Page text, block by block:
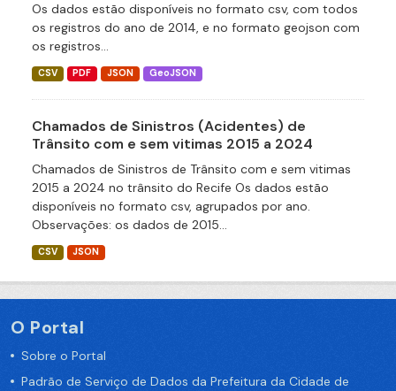
Os dados estão disponíveis no formato csv, com todos
os registros do ano de 2014, e no formato geojson com
os registros...
CSV PDF JSON GeoJSON
Chamados de Sinistros (Acidentes) de
Trânsito com e sem vitimas 2015 a 2024
Chamados de Sinistros de Trânsito com e sem vitimas
2015 a 2024 no trânsito do Recife Os dados estão
disponíveis no formato csv, agrupados por ano.
Observações: os dados de 2015...
CSV JSON
O Portal
Sobre o Portal
Padrão de Serviço de Dados da Prefeitura da Cidade de